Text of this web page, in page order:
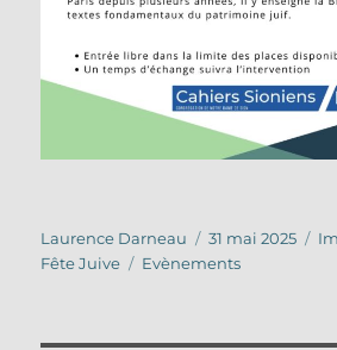
Auteur
Laurence Darneau
Publié
le
31 mai 2025
Fête Juive
Étiquettes
Evènements